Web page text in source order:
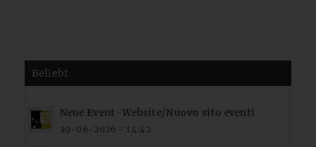
Beliebt
Neue Event-Website/Nuovo sito eventi
29-06-2026 - 14:42